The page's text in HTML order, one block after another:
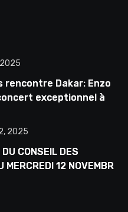
rencontre Dakar: Enzo
exceptionnel à
2025
DU CONSEIL DES
MERCREDI 12 NOVEMBRE